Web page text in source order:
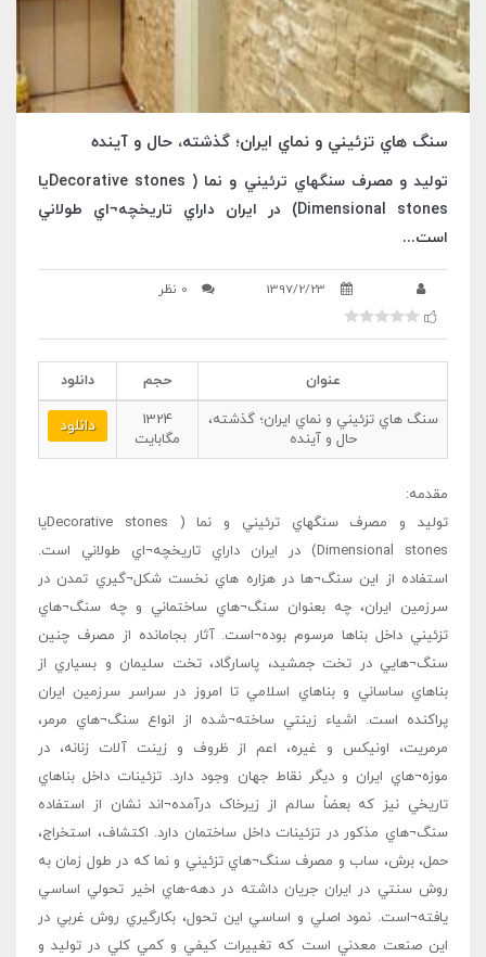
سنگ هاي تزئيني و نماي ايران؛ گذشته، حال و آينده
توليد و مصرف سنگهاي ترئيني و نما ( Decorative stonesيا
Dimensional stones) در ايران داراي تاريخچه¬اي طولاني
است...
1397/2/23 0 نظر
عنوان حجم
دانلود
سنگ هاي تزئيني و نماي ايران؛ گذشته،
حال و آينده
1324
مگابایت
دانلود
مقدمه:
توليد و مصرف سنگهاي ترئيني و نما ( Decorative stonesيا
Dimensional stones) در ايران داراي تاريخچه¬اي طولاني است.
استفاده از اين سنگ¬ها در هزاره هاي نخست شکل¬گيري تمدن در
سرزمين ايران، چه بعنوان سنگ¬هاي ساختماني و چه سنگ¬هاي
تزئيني داخل بناها مرسوم بوده¬است. آثار بجامانده از مصرف چنين
سنگ¬هايي در تخت جمشيد، پاسارگاد، تخت سليمان و بسياري از
بناهاي ساساني و بناهاي اسلامي تا امروز در سراسر سرزمين ايران
پراکنده است. اشياء زينتي ساخته¬شده از انواع سنگ¬هاي مرمر،
مرمريت، اونيکس و غيره، اعم از ظروف و زينت آلات زنانه، در
موزه¬هاي ايران و ديگر نقاط جهان وجود دارد. تزئينات داخل بناهاي
تاريخي نيز که بعضاً سالم از زيرخاک درآمده¬اند نشان از استفاده
سنگ¬هاي مذکور در تزئينات داخل ساختمان دارد. اکتشاف، استخراج،
حمل، برش، ساب و مصرف سنگ¬هاي تزئيني و نما که در طول زمان به
روش سنتي در ايران جريان داشته در دهه-هاي اخير تحولي اساسي
يافته¬است. نمود اصلي و اساسي اين تحول، بکارگيري روش غربي در
اين صنعت معدني است که تغييرات کيفي و کمي کلي در توليد و